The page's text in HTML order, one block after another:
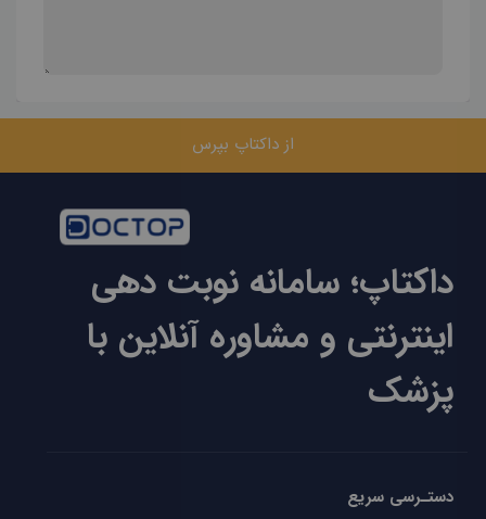
از داکتاپ بپرس
داکتاپ؛ سامانه نوبت دهی
اینترنتی و مشاوره آنلاین با
پزشک
دستـرسی سریع